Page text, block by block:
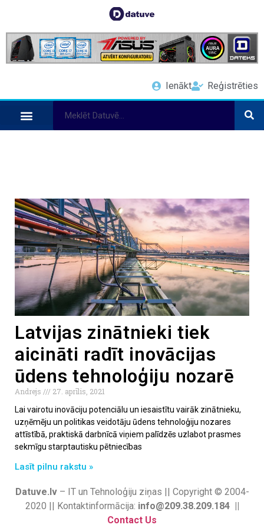
Ienākt Reģistrēties
Latvijas zinātnieki tiek
aicināti radīt inovācijas
ūdens tehnoloģiju nozarē
Andrejs
27. aprīlis, 2021
Lai vairotu inovāciju potenciālu un iesaistītu vairāk zinātnieku,
uzņēmēju un politikas veidotāju ūdens tehnoloģiju nozares
attīstībā, praktiskā darbnīcā viņiem palīdzēs uzlabot prasmes
sekmīgu starptautisku pētniecības
Lasīt pilnu rakstu »
Datuve.lv– IT un Tehnoloģiju ziņas || Copyright © 2004-
2020 || Kontaktinformācija: info@209.38.209.184 ||
Contact Us